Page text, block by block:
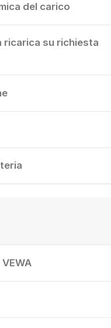
del carico
ricarica su richiesta